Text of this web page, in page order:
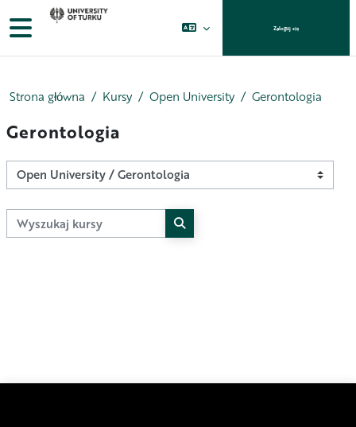
Przejdź do głównej zawartości
Panel boczny Zaloguj się
Strona główna Kursy Open University Gerontologia
Gerontologia
Kategorie kursów
Wyszukaj kursy
Wyszukaj kursy